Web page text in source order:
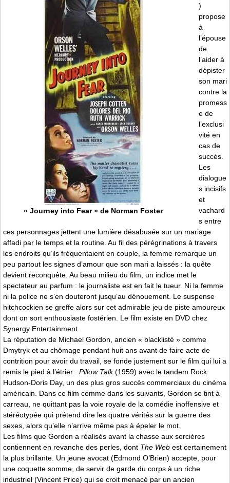
« Journey into Fear » de Norman Foster
)
propose
à
l’épouse
de
l’aider à
dépister
son mari
contre la
promess
e de
l’exclusi
vité en
cas de
succès.
Les
dialogue
s incisifs
et
vachard
s entre
ces personnages jettent une lumière désabusée sur un mariage
affadi par le temps et la routine. Au fil des pérégrinations à travers
les endroits qu’ils fréquentaient en couple, la femme remarque un
peu partout les signes d’amour que son mari a laissés : la quête
devient reconquête. Au beau milieu du film, un indice met le
spectateur au parfum : le journaliste est en fait le tueur. Ni la femme
ni la police ne s’en douteront jusqu’au dénouement. Le suspense
hitchcockien se greffe alors sur cet admirable jeu de piste amoureux
dont on sort enthousiaste fostérien. Le film existe en DVD chez
Synergy Entertainment.
La réputation de Michael Gordon, ancien « blacklisté » comme
Dmytryk et au chômage pendant huit ans avant de faire acte de
contrition pour avoir du travail, se fonde justement sur le film qui lui a
remis le pied à l’étrier : Pillow Talk(1959) avec le tandem Rock
Hudson-Doris Day, un des plus gros succès commerciaux du cinéma
américain. Dans ce film comme dans les suivants, Gordon se tint à
carreau, ne quittant pas la voie royale de la comédie inoffensive et
stéréotypée qui prétend dire les quatre vérités sur la guerre des
sexes, alors qu’elle n’arrive même pas à épeler le mot.
Les films que Gordon a réalisés avant la chasse aux sorcières
contiennent en revanche des perles, dont The Web est certainement
la plus brillante. Un jeune avocat (Edmond O’Brien) accepte, pour
une coquette somme, de servir de garde du corps à un riche
industriel (Vincent Price) qui se croit menacé par un ancien